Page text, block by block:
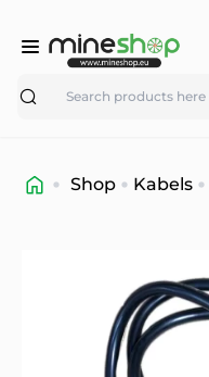
Search
Shop Kabels